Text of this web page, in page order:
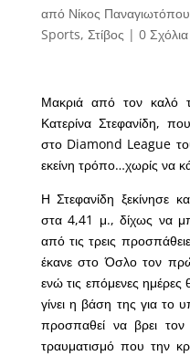
από Νίκος
Sports, Στίβος | 0 Σχόλια
Μακριά από τον καλό
Κατερίνα Στεφανίδη,
στο Diamond League
εκείνη τρόπο…χωρίς να
Η Στεφανίδη ξεκίνησε
στα 4,41 μ., δίχως να
από τις τρεις
έκανε στο Όσλο τον
ενώ τις επόμενες
γίνει η βάση της για το
προσπαθεί να βρει
τραυματισμό που την